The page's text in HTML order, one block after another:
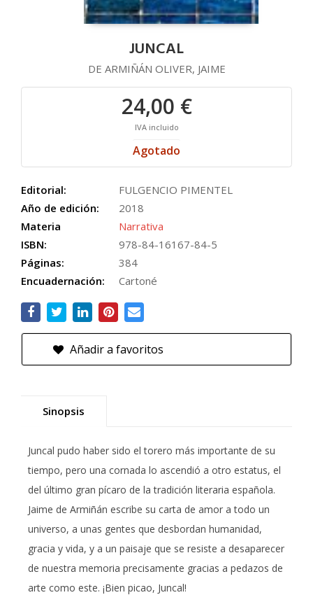
JUNCAL
DE ARMIÑÁN OLIVER, JAIME
24,00 €
IVA incluido
Agotado
Editorial:
FULGENCIO PIMENTEL
Año de edición:
2018
Materia
Narrativa
ISBN:
978-84-16167-84-5
Páginas:
384
Encuadernación:
Cartoné
Añadir a favoritos
Sinopsis
Juncal pudo haber sido el torero más importante de su
tiempo, pero una cornada lo ascendió a otro estatus, el
del último gran pícaro de la tradición literaria española.
Jaime de Armiñán escribe su carta de amor a todo un
universo, a unas gentes que desbordan humanidad,
gracia y vida, y a un paisaje que se resiste a desaparecer
de nuestra memoria precisamente gracias a pedazos de
arte como este. ¡Bien picao, Juncal!